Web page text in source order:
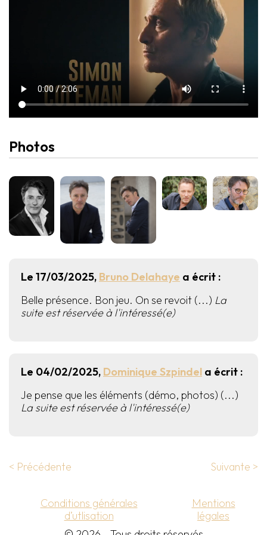
Photos
Le 17/03/2025, Bruno Delahaye a écrit :
Belle présence. Bon jeu. On se revoit (...) La
suite est réservée à l'intéressé(e)
Le 04/02/2025, Dominique Szpindel a écrit :
Je pense que les éléments (démo, photos) (...)
La suite est réservée à l'intéressé(e)
< Précédente Suivante >
Conditions générales
d’utlisation
Mentions
légales